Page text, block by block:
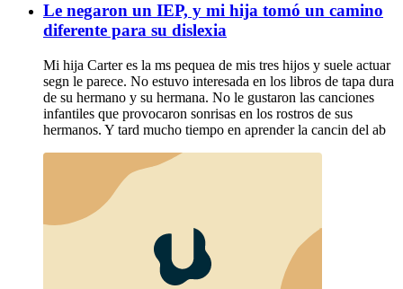
Le negaron un IEP, y mi hija tomó un camino
diferente para su dislexia
Mi hija Carter es la ms pequea de mis tres hijos y suele actuar
segn le parece. No estuvo interesada en los libros de tapa dura
de su hermano y su hermana. No le gustaron las canciones
infantiles que provocaron sonrisas en los rostros de sus
hermanos. Y tard mucho tiempo en aprender la cancin del ab